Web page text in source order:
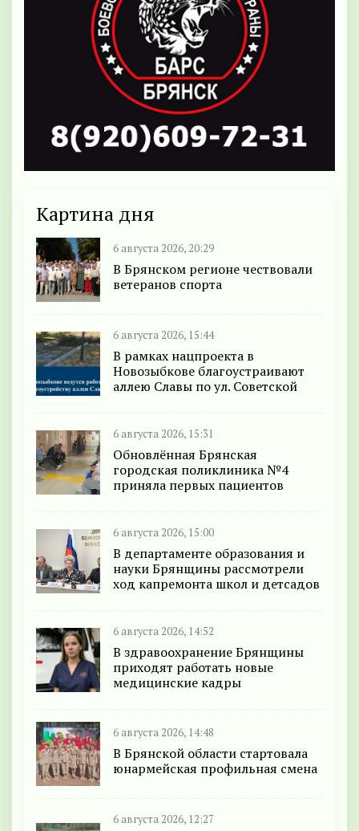
Картина дня
6 августа 2026, 20:29
В Брянском регионе чествовали
ветеранов спорта
6 августа 2026, 15:44
В рамках нацпроекта в
Новозыбкове благоустраивают
аллею Славы по ул. Советской
6 августа 2026, 15:31
Обновлённая Брянская
городская поликлиника №4
приняла первых пациентов
6 августа 2026, 15:00
В департаменте образования и
науки Брянщины рассмотрели
ход капремонта школ и детсадов
6 августа 2026, 14:52
В здравоохранение Брянщины
приходят работать новые
медицинские кадры
6 августа 2026, 14:48
В Брянской области стартовала
юнармейская профильная смена
6 августа 2026, 12:27